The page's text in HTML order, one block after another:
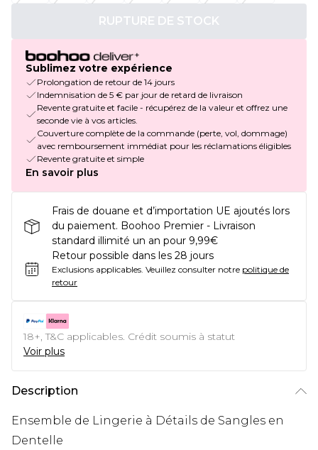
RUPTURE DE STOCK
Sublimez votre expérience
Prolongation de retour de 14 jours
Indemnisation de 5 € par jour de retard de livraison
Revente gratuite et facile - récupérez de la valeur et offrez une
seconde vie à vos articles.
Couverture complète de la commande (perte, vol, dommage)
avec remboursement immédiat pour les réclamations éligibles
Revente gratuite et simple
En savoir plus
Frais de douane et d’importation UE ajoutés lors
du paiement. Boohoo Premier - Livraison
standard illimité un an pour 9,99€
Retour possible dans les 28 jours
Exclusions applicables. Veuillez consulter notre politique de
retour
18+, T&C applicables. Crédit soumis à statut
Voir plus
Description
Ensemble de Lingerie à Détails de Sangles en
Dentelle